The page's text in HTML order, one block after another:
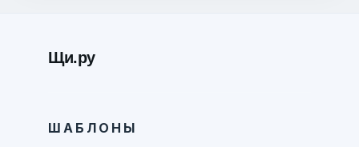
Щи.ру
ШАБЛОНЫ